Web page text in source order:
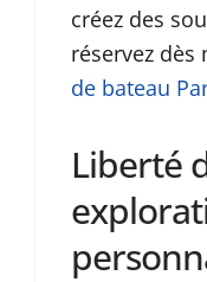
créez des
réservez
de bateau
Liberté